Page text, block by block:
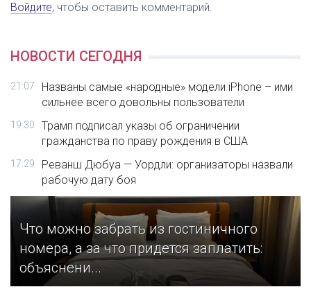
Войдите, чтобы оставить комментарий.
НОВОСТИ СЕГОДНЯ
21:07
Названы самые «народные» модели iPhone – ими
сильнее всего довольны пользователи
19:30
Трамп подписал указы об ограничении
гражданства по праву рождения в США
17:29
Реванш Дюбуа — Уордли: организаторы назвали
рабочую дату боя
Что можно забрать из гостиничного
номера, а за что придется заплатить:
объяснени...